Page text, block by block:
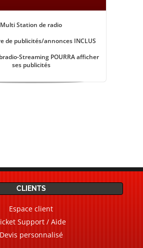
Multi Station de radio
de publicités/annonces INCLUS
Streaming POURRA afficher
ses publicités
CLIENTS
Espace client
Support / Aide
Devis personnalisé